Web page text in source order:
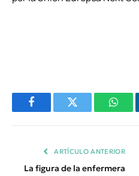
FacebookTwitter
ARTÍCULO ANTERIOR
La figura de la enfermera